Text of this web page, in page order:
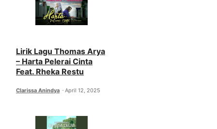
Lirik Lagu Thomas Arya
– Harta Pelerai Cinta
Feat. Rheka Restu
Clarissa Anindya April 12, 2025